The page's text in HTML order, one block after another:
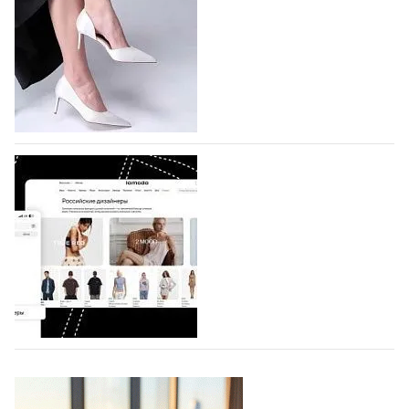
На участие в седьмой Московской неделе моды,
которая пройдет в российской столице с 26 сентября
по 1 октября, уже подано 1047 заявок. Примерно
половину из них (494) прислали дизайнеры,
коллекции которых не были представлены в…
07.08.2026 897
BALLINA представит свои новинки на Euro
Shoes
Компания BALLINA Guangzhou Lihuang Footwear
Co., Ltd., основанная в 2011 году и расположенная в
Гуанчжоу, столице моды Китая, является
профессиональной обувной компанией,
объединяющей разработку, производство и…
07.08.2026 766
условия продвижения локальных